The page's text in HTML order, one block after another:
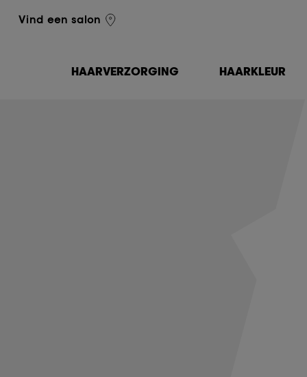
Vind een salon
L'Oréal Professionnel
HAARVERZORGING HAARKLEUR